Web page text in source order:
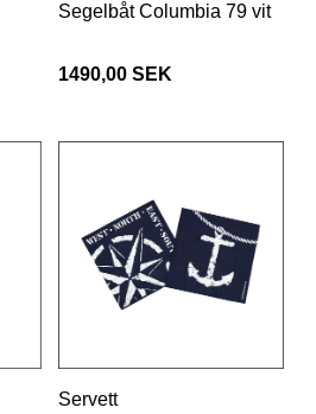
Segelbåt Columbia 79 vit
1490,00 SEK
Servett